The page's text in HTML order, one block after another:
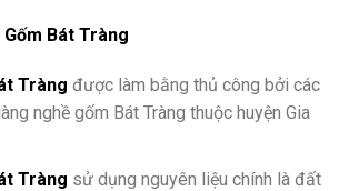
Bát Tràng
Tràng được làm bằng thủ công bởi các
nghề gốm Bát Tràng thuộc huyện Gia
Tràng sử dụng nguyên liệu chính là đất